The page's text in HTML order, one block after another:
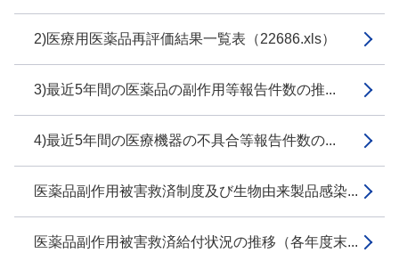
2)医療用医薬品再評価結果一覧表（22686.xls）
3)最近5年間の医薬品の副作用等報告件数の推...
4)最近5年間の医療機器の不具合等報告件数の...
医薬品副作用被害救済制度及び生物由来製品感染...
医薬品副作用被害救済給付状況の推移（各年度末...